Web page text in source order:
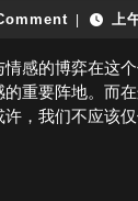
上
感的博弈在这
重要阵地。而
，我们不应该